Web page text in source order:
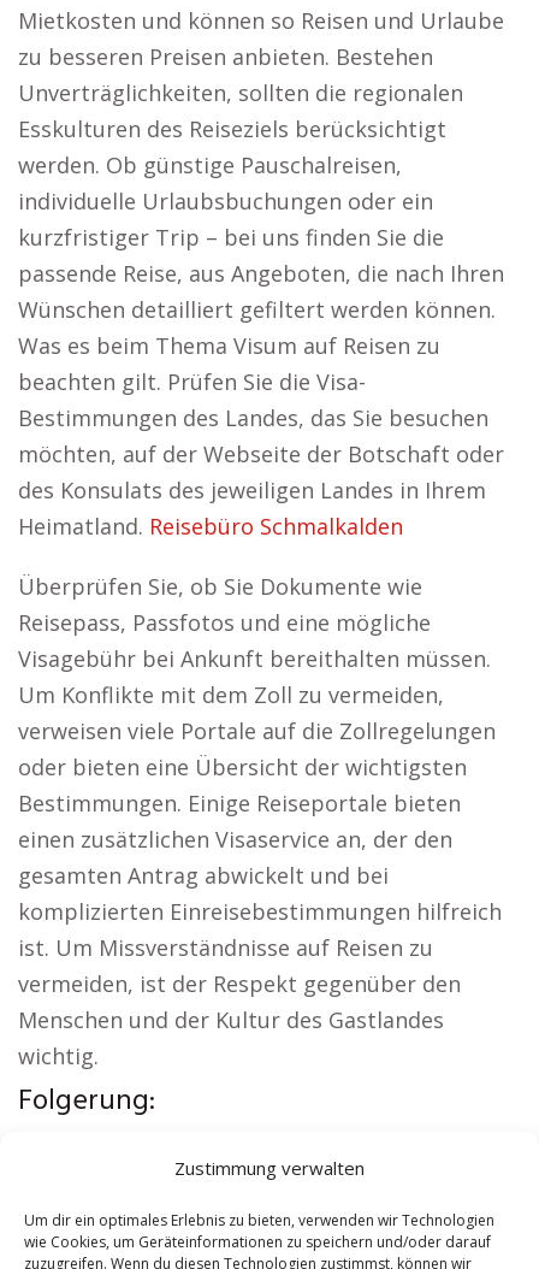
Zustimmung verwalten
Um dir ein optimales Erlebnis zu bieten, verwenden wir Technologien
wie Cookies, um Geräteinformationen zu speichern und/oder darauf
zuzugreifen. Wenn du diesen Technologien zustimmst, können wir
Mietkosten und können so Reisen und Urlaube
zu besseren Preisen anbieten. Bestehen
Unverträglichkeiten, sollten die regionalen
Esskulturen des Reiseziels berücksichtigt
werden. Ob günstige Pauschalreisen,
individuelle Urlaubsbuchungen oder ein
kurzfristiger Trip – bei uns finden Sie die
passende Reise, aus Angeboten, die nach Ihren
Wünschen detailliert gefiltert werden können.
Was es beim Thema Visum auf Reisen zu
beachten gilt. Prüfen Sie die Visa-
Bestimmungen des Landes, das Sie besuchen
möchten, auf der Webseite der Botschaft oder
des Konsulats des jeweiligen Landes in Ihrem
Heimatland. Reisebüro Schmalkalden
Überprüfen Sie, ob Sie Dokumente wie
Reisepass, Passfotos und eine mögliche
Visagebühr bei Ankunft bereithalten müssen.
Um Konflikte mit dem Zoll zu vermeiden,
verweisen viele Portale auf die Zollregelungen
oder bieten eine Übersicht der wichtigsten
Bestimmungen. Einige Reiseportale bieten
einen zusätzlichen Visaservice an, der den
gesamten Antrag abwickelt und bei
komplizierten Einreisebestimmungen hilfreich
ist. Um Missverständnisse auf Reisen zu
vermeiden, ist der Respekt gegenüber den
Menschen und der Kultur des Gastlandes
wichtig.
Folgerung:
Wohnung mieten Regio|Kirche Regio
Reisebüro Regio|Versicherung Regio|
Hauskauf Regio